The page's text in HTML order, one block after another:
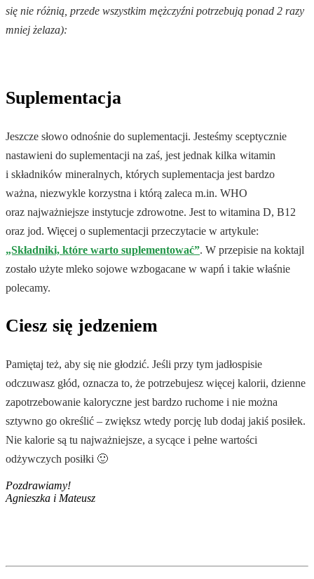
się nie różnią, przede wszystkim mężczyźni potrzebują ponad 2 razy
mniej żelaza):
Suplementacja
Jeszcze słowo odnośnie do suplementacji. Jesteśmy sceptycznie
nastawieni do suplementacji na zaś, jest jednak kilka witamin
i składników mineralnych, których suplementacja jest bardzo
ważna, niezwykle korzystna i którą zaleca m.in. WHO
oraz najważniejsze instytucje zdrowotne. Jest to witamina D, B12
oraz jod. Więcej o suplementacji przeczytacie w artykule:
„Składniki, które warto suplementować”. W przepisie na koktajl
zostało użyte mleko sojowe wzbogacane w wapń i takie właśnie
polecamy.
Ciesz się jedzeniem
Pamiętaj też, aby się nie głodzić. Jeśli przy tym jadłospisie
odczuwasz głód, oznacza to, że potrzebujesz więcej kalorii, dzienne
zapotrzebowanie kaloryczne jest bardzo ruchome i nie można
sztywno go określić – zwiększ wtedy porcję lub dodaj jakiś posiłek.
Nie kalorie są tu najważniejsze, a sycące i pełne wartości
odżywczych posiłki 🙂
Pozdrawiamy!
Agnieszka i Mateusz